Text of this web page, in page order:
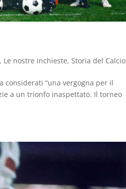
, Le nostre inchieste,Storia del Calcio
considerati “una vergogna per il
a un trionfo inaspettato. Il torneo